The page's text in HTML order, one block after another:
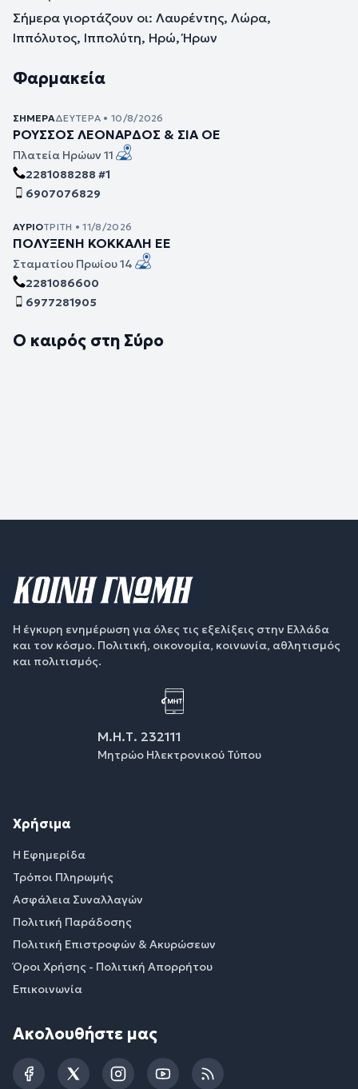
Σήμερα γιορτάζουν οι: Λαυρέντης, Λώρα,
Ιππόλυτος, Ιππολύτη, Ηρώ, Ήρων
Φαρμακεία
ΣΉΜΕΡΑΔΕΥΤΈΡΑ • 10/8/2026
ΡΟΥΣΣΟΣ ΛΕΟΝΑΡΔΟΣ & ΣΙΑ ΟΕ
Πλατεία Ηρώων 11
2281088288 #1
6907076829
ΑΎΡΙΟΤΡΊΤΗ • 11/8/2026
ΠΟΛΥΞΕΝΗ ΚΟΚΚΑΛΗ ΕΕ
Σταματίου Πρωίου 14
2281086600
6977281905
Ο καιρός στη Σύρο
Η έγκυρη ενημέρωση για όλες τις εξελίξεις στην Ελλάδα
και τον κόσμο. Πολιτική, οικονομία, κοινωνία, αθλητισμός
και πολιτισμός.
Μ.Η.Τ. 232111
Μητρώο Ηλεκτρονικού Τύπου
Χρήσιμα
Η Εφημερίδα
Τρόποι Πληρωμής
Ασφάλεια Συναλλαγών
Πολιτική Παράδοσης
Πολιτική Επιστροφών & Ακυρώσεων
Όροι Χρήσης - Πολιτική Απορρήτου
Επικοινωνία
Ακολουθήστε μας
FacebookTwitterInstagramYouTubeRSS